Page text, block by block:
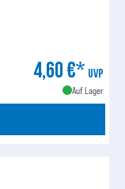
4,60 €* UVP
Auf Lager